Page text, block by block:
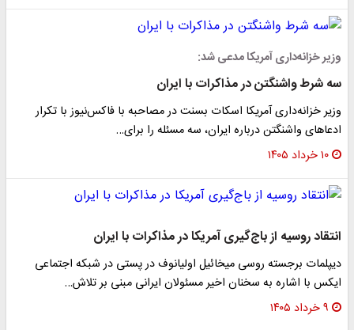
وزیر خزانه‌داری آمریکا مدعی شد:
سه شرط واشنگتن در مذاکرات با ایران
وزیر خزانه‌داری آمریکا اسکات بسنت در مصاحبه با فاکس‌نیوز با تکرار
ادعاهای واشنگتن درباره ایران، سه مسئله را برای…
۱۰ خرداد ۱۴۰۵
انتقاد روسیه از باج‌گیری آمریکا در مذاکرات با ایران
دیپلمات برجسته روسی میخائیل اولیانوف در پستی در شبکه اجتماعی
ایکس با اشاره به سخنان اخیر مسئولان ایرانی مبنی بر تلاش…
۹ خرداد ۱۴۰۵